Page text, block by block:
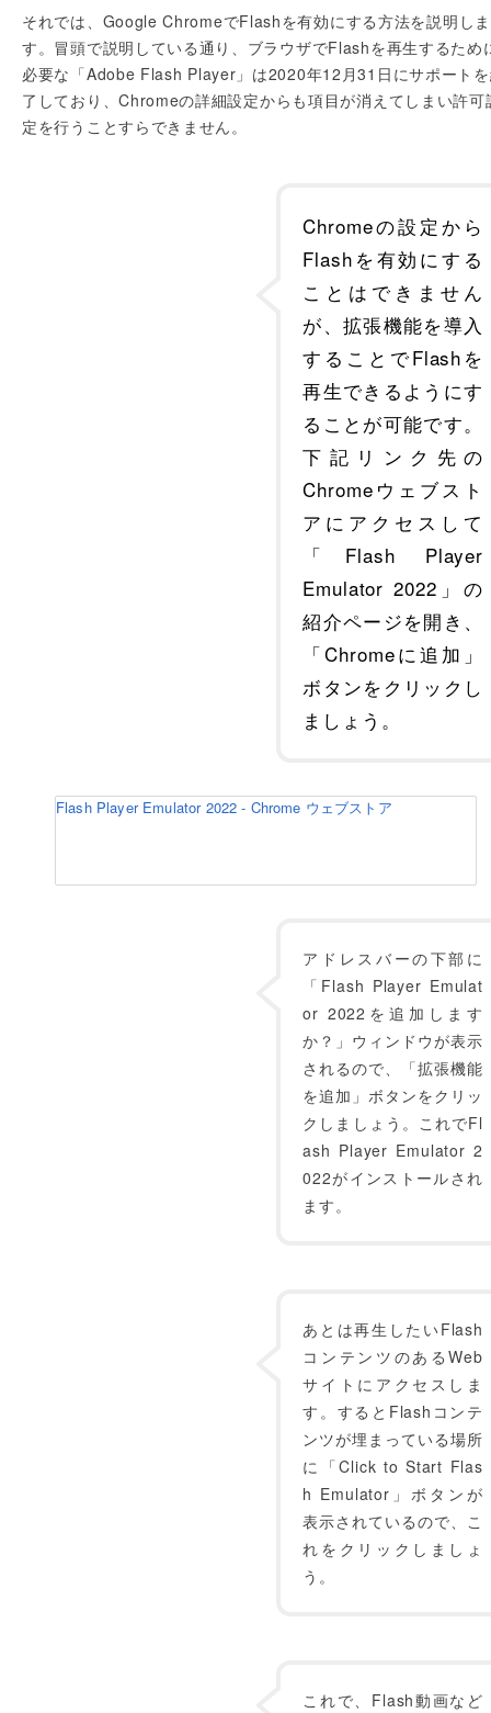
それでは、Google ChromeでFlashを有効にする方法を説明しま
す。冒頭で説明している通り、ブラウザでFlashを再生するため
必要な「Adobe Flash Player」は2020年12月31日にサポート
了しており、Chromeの詳細設定からも項目が消えてしまい許可
定を行うことすらできません。
Chromeの設定から
Flashを有効にする
ことはできません
が、拡張機能を導入
することでFlashを
再生できるようにす
ることが可能です。
下記リンク先の
Chromeウェブスト
アにアクセスして
「Flash Player
Emulator 2022」の
紹介ページを開き、
「Chromeに追加」
ボタンをクリックし
ましょう。
Flash Player Emulator 2022 - Chrome ウェブストア
アドレスバーの下部に
「Flash Player Emulat
or 2022を追加します
か？」ウィンドウが表示
されるので、「拡張機能
を追加」ボタンをクリッ
クしましょう。これでFl
ash Player Emulator 2
022がインストールされ
ます。
あとは再生したいFlash
コンテンツのあるWeb
サイトにアクセスしま
す。するとFlashコンテ
ンツが埋まっている場所
に「Click to Start Flas
h Emulator」ボタンが
表示されているので、こ
れをクリックしましょ
う。
これで、Flash動画など